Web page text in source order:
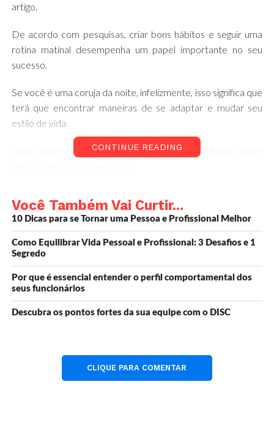
artigo.
De acordo com pesquisas, criar bons hábitos e seguir uma
rotina matinal desempenha um papel importante no seu
sucesso.
Se você é uma coruja da noite, infelizmente, isso significa que
terá que encontrar maneiras de se adaptar e mudar seu
estilo de vida.
Criar uma rotina matinal e transformá-la em hábito pode
menos um mês, começará a ver diferenças perceptíveis na
forma como aborda o dia inteiro.
Uma rotina matinal o ajudará a se sentir mais estável e você
terá muito mais controle sobre o seu dia.
É tranquilo pela manhã
Sua família e seus vizinhos ainda estarão na cama (a menos
CONTINUE READING
Você Também Vai Curtir...
10 Dicas para se Tornar uma Pessoa e Profissional Melhor
Como Equilibrar Vida Pessoal e Profissional: 3 Desafios e 1
Segredo
Por que é essencial entender o perfil comportamental dos
seus funcionários
Descubra os pontos fortes da sua equipe com o DISC
CLIQUE PARA COMENTAR